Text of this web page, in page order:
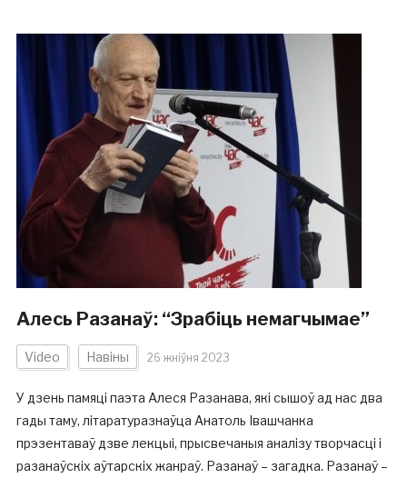
Алесь Разанаў: “Зрабіць немагчымае”
Video Навіны 26 жніўня 2023
У дзень памяці паэта Алеся Разанава, які сышоў ад нас два
гады таму, літаратуразнаўца Анатоль Івашчанка
прэзентаваў дзве лекцыі, прысвечаныя аналізу творчасці і
разанаўскіх аўтарскіх жанраў. Разанаў – загадка. Разанаў –